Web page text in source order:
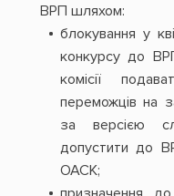
ВРП шляхом:
блокування у
конкурсу до
комісії
переможців на
за версією
допустити до
ОАСК;